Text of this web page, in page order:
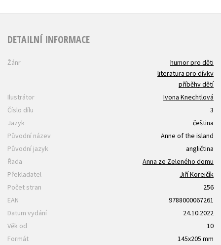
DETAILNÍ INFORMACE
Žánr
humor pro děti
literatura pro dívky
příběhy dětí
Ilustrátor
Ivona Knechtlová
Číslo dílu
3
Jazyk
čeština
Původní název
Anne of the island
Původní jazyk
angličtina
Řada
Anna ze Zeleného domu
Překladatel
Jiří Korejčík
Počet stran
256
EAN
9788000067261
Datum vydání
24.10.2022
Věk od
10
Formát
145x205 mm